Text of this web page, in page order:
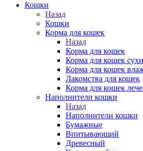
Кошки
Назад
Кошки
Корма для кошек
Назад
Корма для кошек
Корма для кошек
Корма для кошек
Лакомства для кошек
Корма для кошек
Наполнители кошки
Назад
Наполнители кошки
Бумажные
Впитывающий
Древесный